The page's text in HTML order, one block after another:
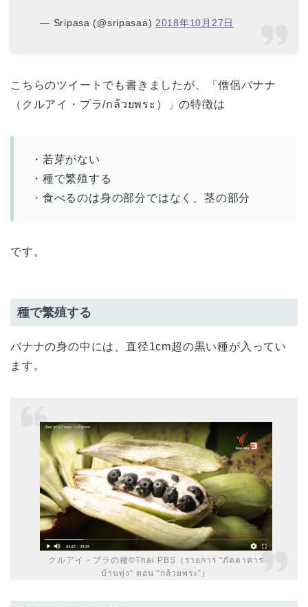
— Sripasa (@sripasaa) 2018年10月27日
こちらのツイートでも書きましたが、「僧侶バナナ
（クルアイ・プラ/กล้วยพระ）」の特徴は
・若芽がない
・種で繁殖する
・食べるのは身の部分ではなく、茎の部分
です。
種で繁殖する
バナナの身の中には、直径1cm超の黒い種が入ってい
ます。
クルアイ・プラの種©Thai PBS（รายการ “ภัตตาคาร
บ้านทุ่ง” ตอน “กล้วยพระ”）